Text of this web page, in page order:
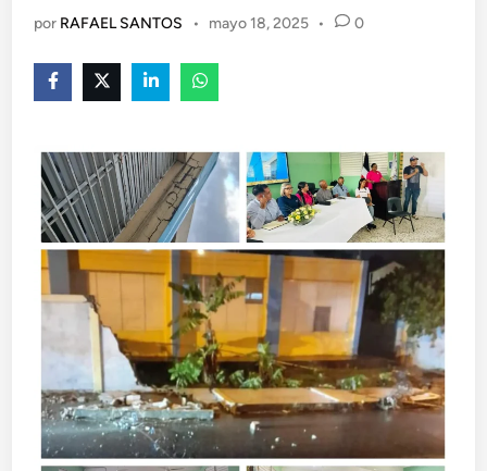
por RAFAEL SANTOS • mayo 18, 2025 • 0